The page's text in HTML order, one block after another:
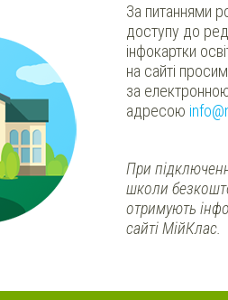
За питаннями
доступу до
інфокартки
на сайті
за
адресою
При
школи
отримують
сайті МійКлас.